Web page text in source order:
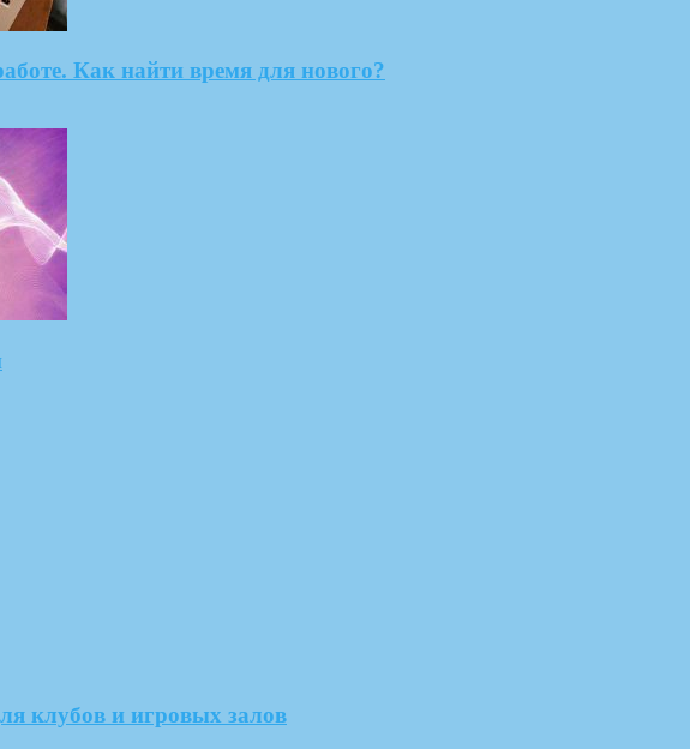
Как найти время для нового?
клубов и игровых залов